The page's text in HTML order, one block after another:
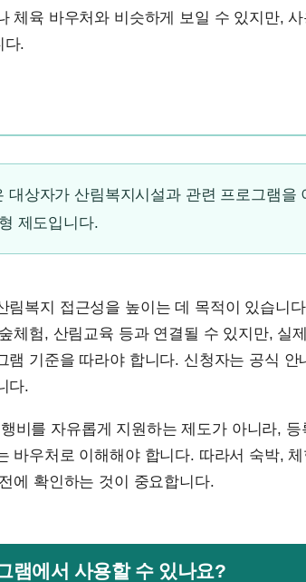
체육 바우처와 비슷하게 보일 수 있지만,
다.
대상자가 산림복지시설과 관련 프로그램을
제도입니다.
림복지 접근성을 높이는 데 목적이 있습니
체험, 산림교육 등과 연결될 수 있지만, 실
램 기준을 따라야 합니다. 신청자는 공식 안
다.
비를 자유롭게 지원하는 제도가 아니라, 등
바우처로 이해해야 합니다. 따라서 숙박,
에 확인하는 것이 중요합니다.
램에서 사용할 수 있나요?